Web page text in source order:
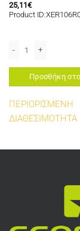
25,11€
Product
Προσθήκη
ΠΕΡΙΟΡΙΣΜΕΝΗ
ΔΙΑΘΕΣΙΜΟΤΗΤΑ